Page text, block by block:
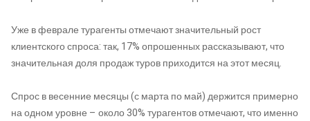
Уже в феврале турагенты отмечают значительный рост
клиентского спроса: так, 17% опрошенных рассказывают, что
значительная доля продаж туров приходится на этот месяц.
Спрос в весенние месяцы (с марта по май) держится примерно
на одном уровне – около 30% турагентов отмечают, что именно